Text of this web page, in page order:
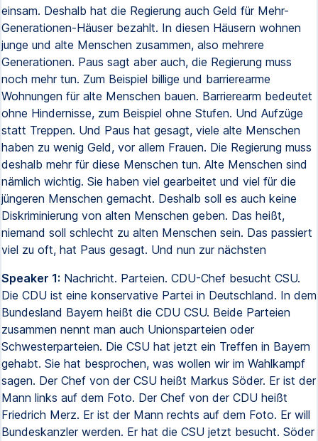
einsam. Deshalb hat die Regierung auch Geld für Mehr-
Generationen-Häuser bezahlt. In diesen Häusern wohnen
junge und alte Menschen zusammen, also mehrere
Generationen. Paus sagt aber auch, die Regierung muss
noch mehr tun. Zum Beispiel billige und barrierearme
Wohnungen für alte Menschen bauen. Barrierearm bedeutet
ohne Hindernisse, zum Beispiel ohne Stufen. Und Aufzüge
statt Treppen. Und Paus hat gesagt, viele alte Menschen
haben zu wenig Geld, vor allem Frauen. Die Regierung muss
deshalb mehr für diese Menschen tun. Alte Menschen sind
nämlich wichtig. Sie haben viel gearbeitet und viel für die
jüngeren Menschen gemacht. Deshalb soll es auch keine
Diskriminierung von alten Menschen geben. Das heißt,
niemand soll schlecht zu alten Menschen sein. Das passiert
viel zu oft, hat Paus gesagt. Und nun zur nächsten
Speaker 1: Nachricht. Parteien. CDU-Chef besucht CSU.
Die CDU ist eine konservative Partei in Deutschland. In dem
Bundesland Bayern heißt die CDU CSU. Beide Parteien
zusammen nennt man auch Unionsparteien oder
Schwesterparteien. Die CSU hat jetzt ein Treffen in Bayern
gehabt. Sie hat besprochen, was wollen wir im Wahlkampf
sagen. Der Chef von der CSU heißt Markus Söder. Er ist der
Mann links auf dem Foto. Der Chef von der CDU heißt
Friedrich Merz. Er ist der Mann rechts auf dem Foto. Er will
Bundeskanzler werden. Er hat die CSU jetzt besucht. Söder